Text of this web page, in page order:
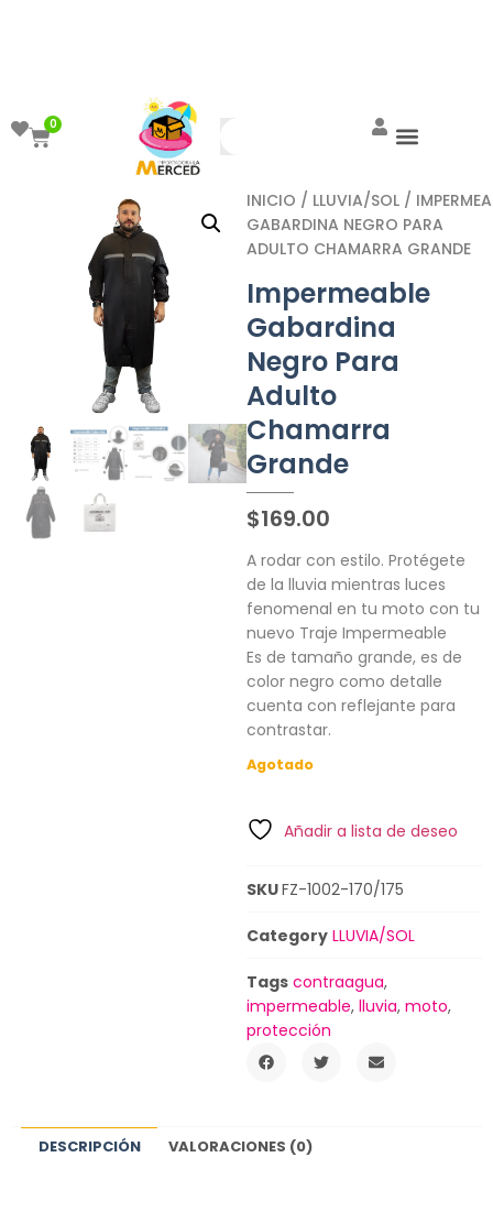
0
INICIO / LLUVIA/SOL /
GABARDINA NEGRO PARA
ADULTO CHAMARRA GRANDE
Impermeable
Gabardina
Negro Para
Adulto
Chamarra
Grande
$169.00
A rodar con estilo. Protégete
de la lluvia mientras luces
fenomenal en tu moto con tu
nuevo Traje Impermeable
Es de tamaño grande, es de
color negro como detalle
cuenta con reflejante para
contrastar.
Agotado
Añadir a lista de deseo
SKUFZ-1002-170/175
Category LLUVIA/SOL
Tags contraagua,
impermeable, lluvia, moto,
protección
DESCRIPCIÓN VALORACIONES (0)